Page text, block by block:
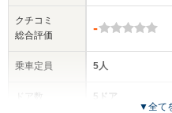
クチコミ
総合評価
乗車定員
ドア数
-
5人
5ドア
▼全て